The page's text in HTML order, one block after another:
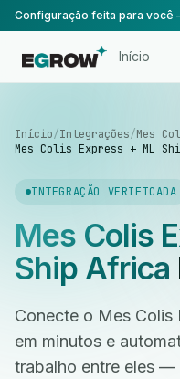
Início
Início/Integrações/Mes
Mes Colis Express + ML
INTEGRAÇÃO VERIFICADA
Mes Colis
Ship Africa
Conecte o Mes Colis
em minutos e
trabalho entre eles —